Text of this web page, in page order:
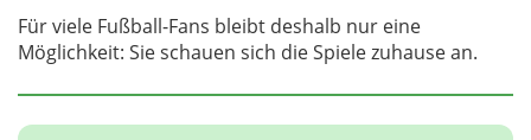
Für viele Fußball-Fans bleibt deshalb nur eine
Möglichkeit: Sie schauen sich die Spiele zuhause an.